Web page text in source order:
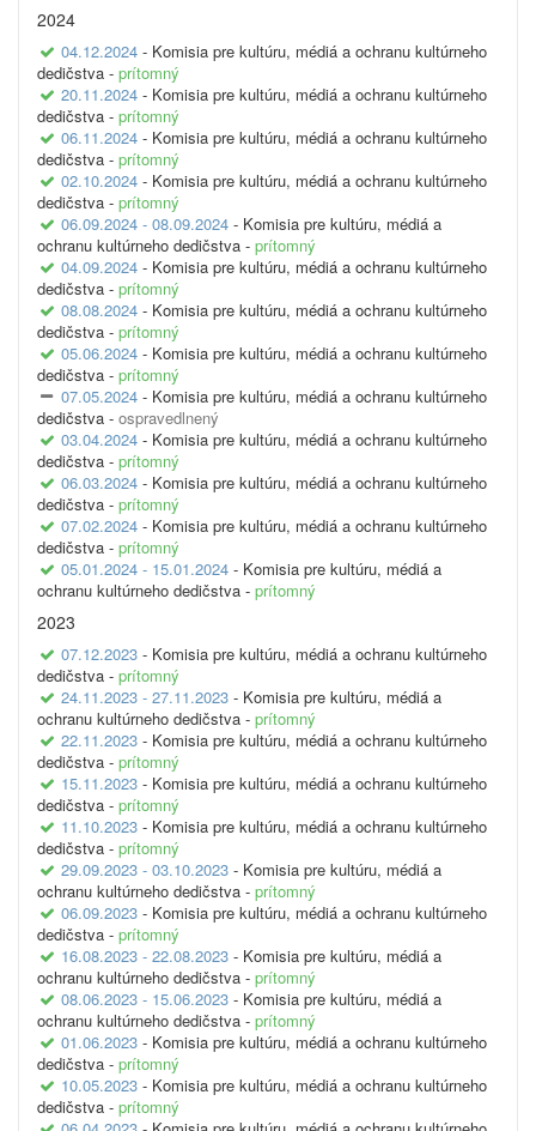
2024
04.12.2024 - Komisia pre kultúru, médiá a ochranu kultúrneho
dedičstva - prítomný
20.11.2024 - Komisia pre kultúru, médiá a ochranu kultúrneho
dedičstva - prítomný
06.11.2024 - Komisia pre kultúru, médiá a ochranu kultúrneho
dedičstva - prítomný
02.10.2024 - Komisia pre kultúru, médiá a ochranu kultúrneho
dedičstva - prítomný
06.09.2024 - 08.09.2024 - Komisia pre kultúru, médiá a
ochranu kultúrneho dedičstva - prítomný
04.09.2024 - Komisia pre kultúru, médiá a ochranu kultúrneho
dedičstva - prítomný
08.08.2024 - Komisia pre kultúru, médiá a ochranu kultúrneho
dedičstva - prítomný
05.06.2024 - Komisia pre kultúru, médiá a ochranu kultúrneho
dedičstva - prítomný
07.05.2024 - Komisia pre kultúru, médiá a ochranu kultúrneho
dedičstva - ospravedlnený
03.04.2024 - Komisia pre kultúru, médiá a ochranu kultúrneho
dedičstva - prítomný
06.03.2024 - Komisia pre kultúru, médiá a ochranu kultúrneho
dedičstva - prítomný
07.02.2024 - Komisia pre kultúru, médiá a ochranu kultúrneho
dedičstva - prítomný
05.01.2024 - 15.01.2024 - Komisia pre kultúru, médiá a
ochranu kultúrneho dedičstva - prítomný
2023
07.12.2023 - Komisia pre kultúru, médiá a ochranu kultúrneho
dedičstva - prítomný
24.11.2023 - 27.11.2023 - Komisia pre kultúru, médiá a
ochranu kultúrneho dedičstva - prítomný
22.11.2023 - Komisia pre kultúru, médiá a ochranu kultúrneho
dedičstva - prítomný
15.11.2023 - Komisia pre kultúru, médiá a ochranu kultúrneho
dedičstva - prítomný
11.10.2023 - Komisia pre kultúru, médiá a ochranu kultúrneho
dedičstva - prítomný
29.09.2023 - 03.10.2023 - Komisia pre kultúru, médiá a
ochranu kultúrneho dedičstva - prítomný
06.09.2023 - Komisia pre kultúru, médiá a ochranu kultúrneho
dedičstva - prítomný
16.08.2023 - 22.08.2023 - Komisia pre kultúru, médiá a
ochranu kultúrneho dedičstva - prítomný
08.06.2023 - 15.06.2023 - Komisia pre kultúru, médiá a
ochranu kultúrneho dedičstva - prítomný
01.06.2023 - Komisia pre kultúru, médiá a ochranu kultúrneho
dedičstva - prítomný
10.05.2023 - Komisia pre kultúru, médiá a ochranu kultúrneho
dedičstva - prítomný